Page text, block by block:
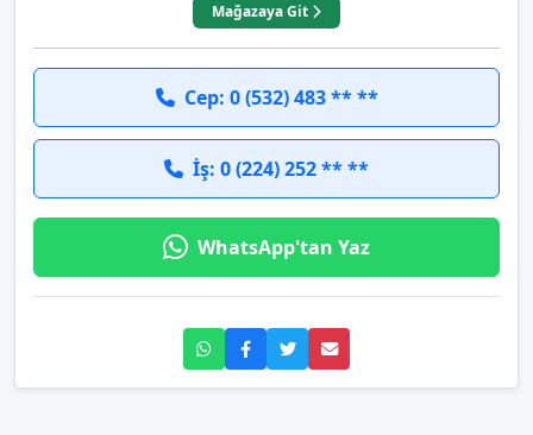
Mağazaya Git
Cep: 0 (532) 483 ** **
İş: 0 (224) 252 ** **
WhatsApp'tan Yaz